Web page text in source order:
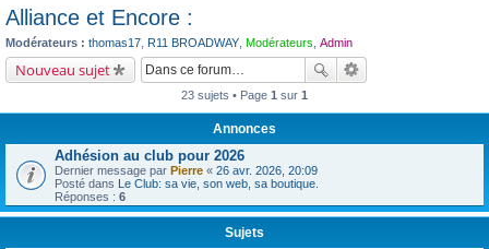
Alliance et Encore :
Modérateurs : thomas17 R11 BROADWAY Modérateurs Admin
Nouveau sujet
23 sujets • Page 1 sur 1
Annonces
Adhésion au club pour 2026
Dernier message par Pierre « 26 avr. 2026, 20:09
Posté dans Le Club: sa vie, son web, sa boutique.
Réponses : 6
Sujets